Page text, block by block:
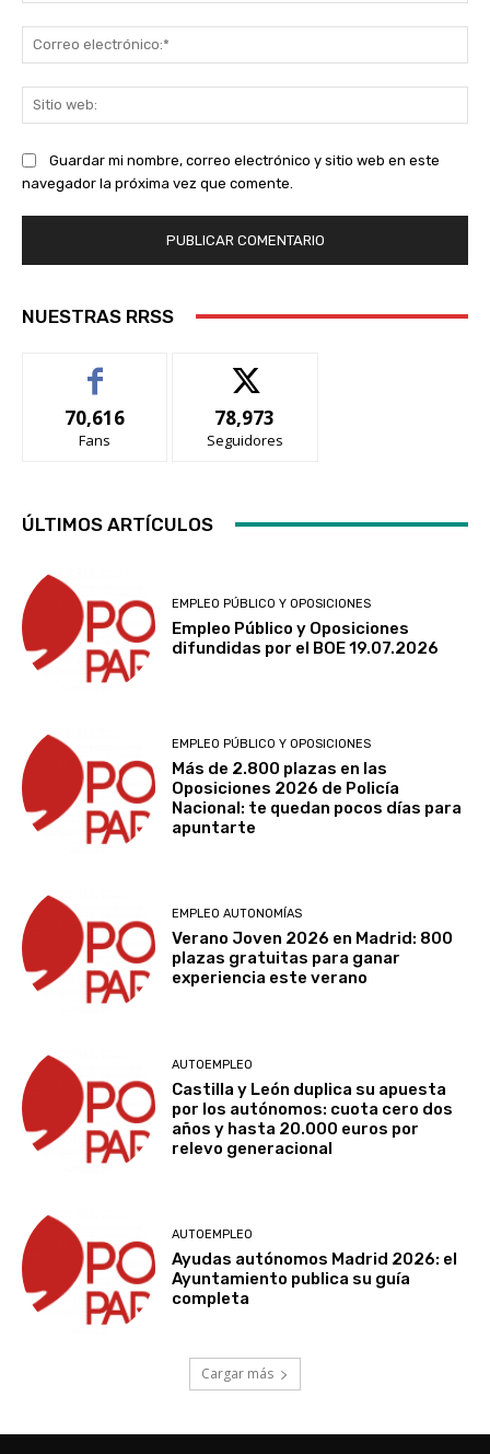
Guardar mi nombre, correo electrónico y sitio web en este
navegador la próxima vez que comente.
NUESTRAS RRSS
70,616
Fans
78,973
Seguidores
ÚLTIMOS ARTÍCULOS
EMPLEO PÚBLICO Y OPOSICIONES
Empleo Público y Oposiciones
difundidas por el BOE 19.07.2026
EMPLEO PÚBLICO Y OPOSICIONES
Más de 2.800 plazas en las
Oposiciones 2026 de Policía
Nacional: te quedan pocos días para
apuntarte
EMPLEO AUTONOMÍAS
Verano Joven 2026 en Madrid: 800
plazas gratuitas para ganar
experiencia este verano
AUTOEMPLEO
Castilla y León duplica su apuesta
por los autónomos: cuota cero dos
años y hasta 20.000 euros por
relevo generacional
AUTOEMPLEO
Ayudas autónomos Madrid 2026: el
Ayuntamiento publica su guía
completa
Cargar más